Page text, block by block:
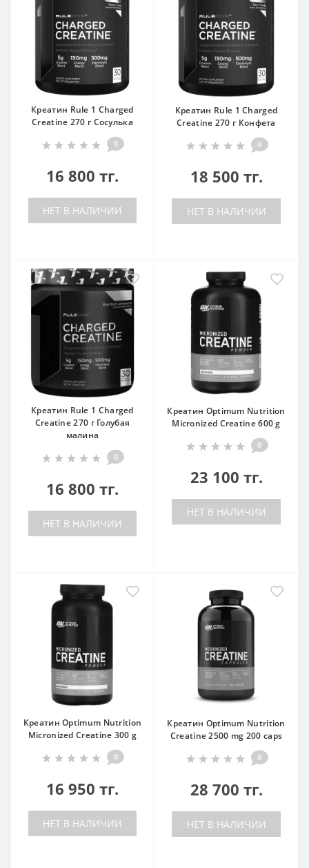
Креатин Rule 1 Charged
Creatine 270 г Сосулька
0
16 800 тг.
НЕТ В НАЛИЧИИ
Креатин Rule 1 Charged
Creatine 270 г Конфета
0
18 500 тг.
НЕТ В НАЛИЧИИ
Креатин Rule 1 Charged
Creatine 270 г Голубая
малина
0
16 800 тг.
НЕТ В НАЛИЧИИ
Креатин Optimum Nutrition
Micronized Creatine 600 g
0
23 100 тг.
НЕТ В НАЛИЧИИ
Креатин Optimum Nutrition
Micronized Creatine 300 g
0
16 950 тг.
НЕТ В НАЛИЧИИ
Креатин Optimum Nutrition
Creatine 2500 mg 200 caps
0
28 700 тг.
НЕТ В НАЛИЧИИ